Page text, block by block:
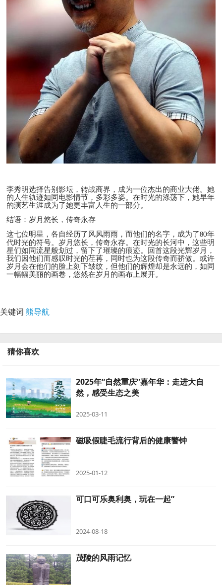
李秀明选择告别影坛，转战商界，成为一位杰出的商业大佬。她
的人生轨迹如同电影情节，多彩多姿。在时光的涤荡下，她早年
的演艺生涯成为了她更丰富人生的一部分。
结语：岁月悠长，传奇永存
这七位明星，各自经历了风风雨雨，而他们的名字，成为了80年
代时光的符号。岁月悠长，传奇永存。在时光的长河中，这些明
星们如同流星般划过，留下了璀璨的痕迹。回首这段光辉岁月，
我们因他们而感叹时光的荏苒，同时也为这段传奇而骄傲。或许
岁月会在他们的脸上刻下皱纹，但他们的辉煌却是永远的，如同
一幅幅美丽的画卷，悠然在岁月的画布上展开。
关键词 熊导航
猜你喜欢
2025年“自然重庆”嘉年华：走进大自
然，感受生态之美
2025-03-11
磁吸假睫毛流行背后的健康警钟
2025-01-12
可口可乐奥利奥，玩在一起”
2024-08-18
茂陵的风雨记忆